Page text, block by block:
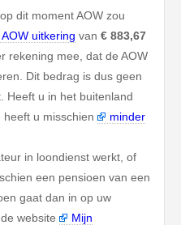
dit moment AOW zou
AOW uitkering van € 883,67
rekening mee, dat de AOW
Dit bedrag is dus geen
Heeft u in het buitenland
u misschien
minder
in loondienst werkt, of
een pensioen van een
gaat dan in op uw
website
Mijn